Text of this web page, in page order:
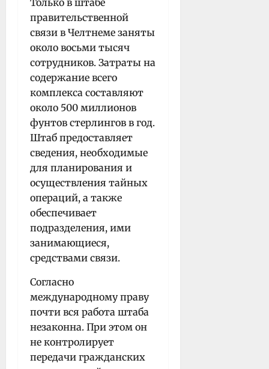
правительственной
связи в Челтнеме заняты
около восьми тысяч
сотрудников. Затраты на
содержание всего
комплекса составляют
около 500 миллионов
фунтов стерлингов в год.
Штаб предоставляет
сведения, необходимые
для планирования и
осуществления тайных
операций, а также
обеспечивает
подразделения, ими
занимающиеся,
средствами связи.
Согласно
международному праву
почти вся работа штаба
незаконна. При этом он
не контролирует
передачи гражданских